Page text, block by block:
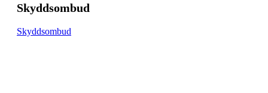
Skyddsombud
Skyddsombud